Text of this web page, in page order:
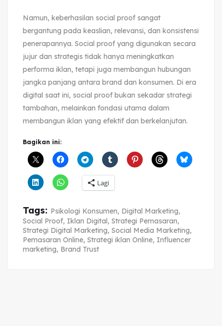
Namun, keberhasilan social proof sangat
bergantung pada keaslian, relevansi, dan konsistensi
penerapannya. Social proof yang digunakan secara
jujur dan strategis tidak hanya meningkatkan
performa iklan, tetapi juga membangun hubungan
jangka panjang antara brand dan konsumen. Di era
digital saat ini, social proof bukan sekadar strategi
tambahan, melainkan fondasi utama dalam
membangun iklan yang efektif dan berkelanjutan.
Bagikan ini:
Lagi
Tags: Psikologi Konsumen, Digital Marketing,
Social Proof, Iklan Digital, Strategi Pemasaran,
Strategi Digital Marketing, Social Media Marketing,
Pemasaran Online, Strategi iklan Online, Influencer
marketing, Brand Trust